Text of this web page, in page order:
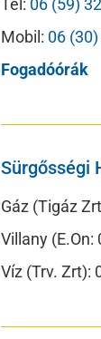
Tel: 06 (59)
Mobil: 06
Fogadóórák
Sürgősségi
Gáz (Tigáz
Villany (E.On:
Víz (Trv. Zrt):